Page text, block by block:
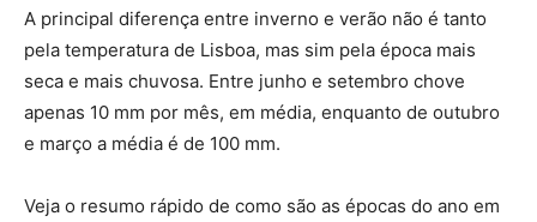
A principal diferença entre inverno e verão não é tanto
pela temperatura de Lisboa, mas sim pela época mais
seca e mais chuvosa. Entre junho e setembro chove
apenas 10 mm por mês, em média, enquanto de outubro
e março a média é de 100 mm.
Veja o resumo rápido de como são as épocas do ano em